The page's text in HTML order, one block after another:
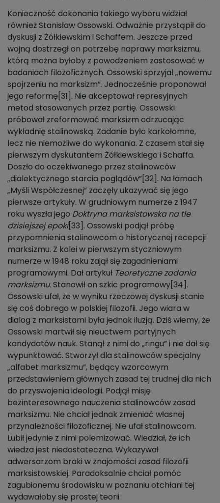
Konieczność dokonania takiego wyboru widział
również Stanisław Ossowski. Odważnie przystąpił do
dyskusji z Żółkiewskim i Schaffem. Jeszcze przed
wojną dostrzegł on potrzebę naprawy marksizmu,
którą można byłoby z powodzeniem zastosować w
badaniach filozoficznych. Ossowski sprzyjał „nowemu
spojrzeniu na marksizm”. Jednocześnie proponował
jego reformę[31]. Nie akceptował represyjnych
metod stosowanych przez partię. Ossowski
próbował zreformować marksizm odrzucając
wykładnię stalinowską. Zadanie było karkołomne,
lecz nie niemożliwe do wykonania. Z czasem stał się
pierwszym dyskutantem Żółkiewskiego i Schaffa.
Doszło do oczekiwanego przez stalinowców
„dialektycznego starcia poglądów”[32]. Na łamach
„Myśli Współczesnej” zaczęły ukazywać się jego
pierwsze artykuły. W grudniowym numerze z 1947
roku wyszła jego Doktryna marksistowska na tle
dzisiejszej epoki[33]. Ossowski podjął próbę
przypomnienia stalinowcom o historycznej recepcji
marksizmu. Z kolei w pierwszym styczniowym
numerze w 1948 roku zajął się zagadnieniami
programowymi. Dał artykuł Teoretyczne zadania
marksizmu. Stanowił on szkic programowy[34].
Ossowski ufał, że w wyniku rzeczowej dyskusji stanie
się coś dobrego w polskiej filozofii. Jego wiara w
dialog z marksistami była jednak iluzją. Dziś wiemy, że
Ossowski martwił się nieuctwem partyjnych
kandydatów nauk. Stanął z nimi do „ringu” i nie dał się
wypunktować. Stworzył dla stalinowców specjalny
„alfabet marksizmu”, będący wzorcowym
przedstawieniem głównych zasad tej trudnej dla nich
do przyswojenia ideologii. Podjął misję
bezinteresownego nauczenia stalinowców zasad
marksizmu. Nie chciał jednak zmieniać własnej
przynależności filozoficznej. Nie ufał stalinowcom.
Lubił jedynie z nimi polemizować. Wiedział, że ich
wiedza jest niedostateczna. Wykazywał
adwersarzom braki w znajomości zasad filozofii
marksistowskiej. Paradoksalnie chciał pomóc
zagubionemu środowisku w poznaniu otchłani tej
wydawałoby się prostej teorii.